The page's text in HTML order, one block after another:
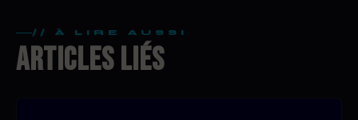
// À LIRE AUSSI
ARTICLES LIÉS